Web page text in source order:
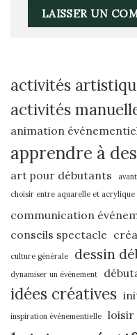
activités
activités
animation
apprendre à
art pour débutants
choisir entre aquarelle et acrylique
communication
conseils spectacle
culture générale dessin
dynamiser un événement
idées créatives
inspiration événementielle